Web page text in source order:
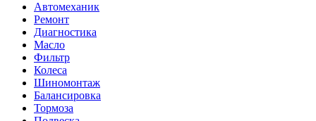
Автомеханик
Ремонт
Диагностика
Масло
Фильтр
Колеса
Шиномонтаж
Балансировка
Тормоза